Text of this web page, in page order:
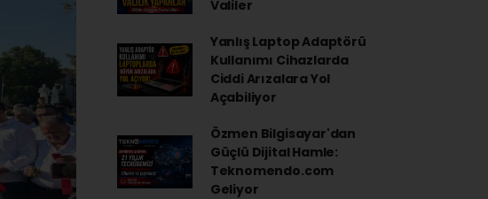
Valiler
Yanlış Laptop Adaptörü
Kullanımı Cihazlarda
Ciddi Arızalara Yol
Açabiliyor
Özmen Bilgisayar'dan
Güçlü Dijital Hamle:
Teknomendo.com
Geliyor